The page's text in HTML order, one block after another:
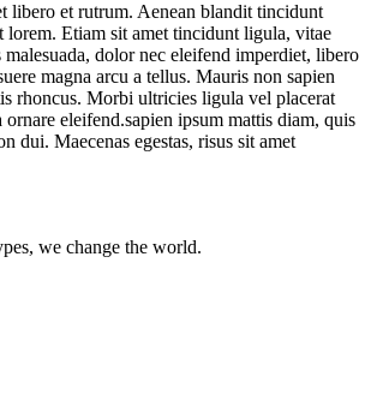
libero et rutrum. Aenean blandit tincidunt
lorem. Etiam sit amet tincidunt ligula, vitae
dolor nec eleifend imperdiet, libero
magna arcu a tellus. Mauris non sapien
rhoncus. Morbi ultricies ligula vel placerat
eleifend.sapien ipsum mattis diam, quis
dui. Maecenas egestas, risus sit amet
we change the world.